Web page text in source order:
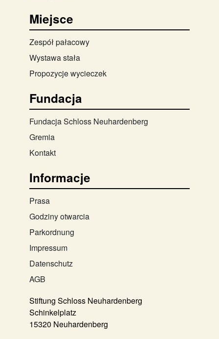
Miejsce
Zespół pałacowy
Wystawa stała
Propozycje wycieczek
Fundacja
Fundacja Schloss Neuhardenberg
Gremia
Kontakt
Informacje
Prasa
Godziny otwarcia
Parkordnung
Impressum
Datenschutz
AGB
Stiftung Schloss Neuhardenberg
Schinkelplatz
15320 Neuhardenberg